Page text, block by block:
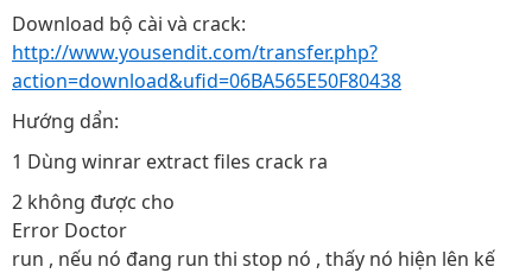
Download bộ cài và crack:
http://www.yousendit.com/transfer.php?
action=download&ufid=06BA565E50F80438
Hướng dẩn:
1 Dùng winrar extract files crack ra
2 không được cho
Error Doctor
run , nếu nó đang run thi stop nó , thấy nó hiện lên kế